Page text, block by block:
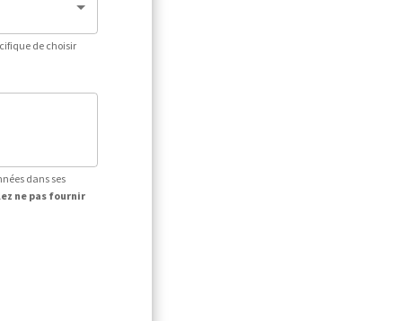
de choisir
dans ses
ne pas fournir